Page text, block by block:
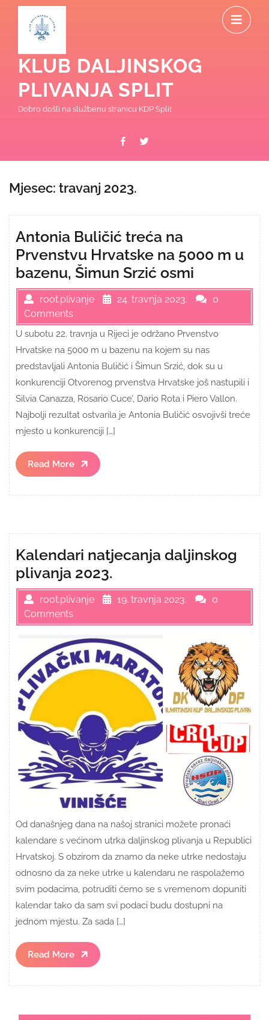
content
KLUB DALJINSKOG
PLIVANJA SPLIT
Dobro došli na službenu stranicu KDP Split
Facebook
Mjesec: travanj 2023.
Antonia Buličić treća na
Prvenstvu Hrvatske na 5000 m u
bazenu, Šimun Srzić osmi
root.plivanje 24. travnja 2023.
0
Comments
U subotu 22. travnja u Rijeci je održano Prvenstvo
Hrvatske na 5000 m u bazenu na kojem su nas
predstavljali Antonia Buličić i Šimun Srzić, dok su u
konkurenciji Otvorenog prvenstva Hrvatske još nastupili i
Silvia Canazza, Rosario Cuce’, Dario Rota i Piero Vallon.
Najbolji rezultat ostvarila je Antonia Buličić osvojivši treće
mjesto u konkurenciji […]
Read More
Read
More
Kalendari natjecanja daljinskog
plivanja 2023.
root.plivanje 19. travnja 2023.
0
Comments
Od današnjeg dana na našoj stranici možete pronaći
kalendare s većinom utrka daljinskog plivanja u Republici
Hrvatskoj. S obzirom da znamo da neke utrke nedostaju
odnosno da za neke utrke u kalendaru ne raspolažemo
svim podacima, potruditi ćemo se s vremenom dopuniti
kalendar tako da sam svi podaci budu dostupni na
jednom mjestu. Za sada […]
Read More
Read
More